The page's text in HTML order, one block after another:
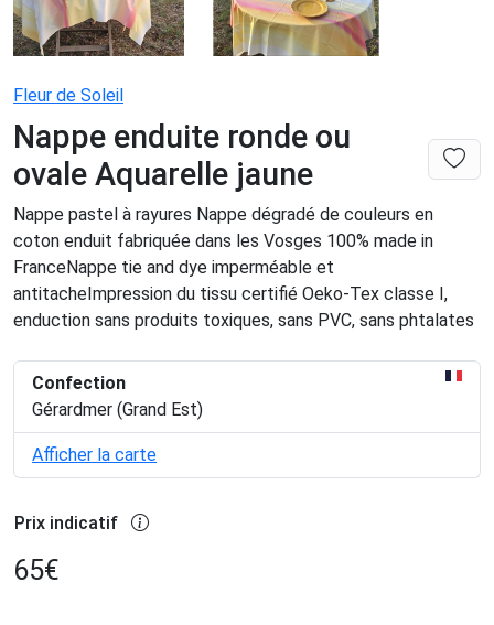
Fleur de Soleil
Nappe enduite ronde ou
ovale Aquarelle jaune
Nappe pastel à rayures Nappe dégradé de couleurs en
coton enduit fabriquée dans les Vosges 100% made in
FranceNappe tie and dye imperméable et
antitacheImpression du tissu certifié Oeko-Tex classe I,
enduction sans produits toxiques, sans PVC, sans phtalates
Confection
Gérardmer (Grand Est)
Afficher la carte
Prix indicatif
65€